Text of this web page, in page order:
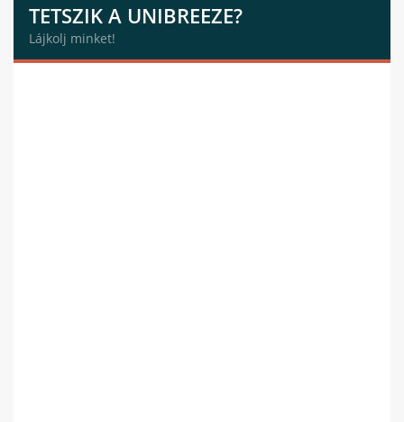
TETSZIK A UNIBREEZE?
Lájkolj minket!